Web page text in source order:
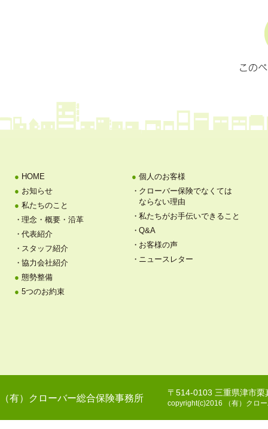
HOME
お知らせ
私たちのこと
理念・概要・沿革
代表紹介
スタッフ紹介
協力会社紹介
態勢整備
5つのお約束
個人のお客様
クローバー保険でなくては
ならない理由
私たちがお手伝いできること
Q&A
お客様の声
ニュースレター
（有）クローバー総合保険事務所
〒514-0103 三重県津市
copyright(c)2016 （有）クロ